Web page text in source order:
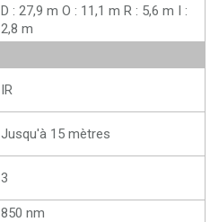
D : 27,9 m O : 11,1 m R : 5,6 m I :
2,8 m
IR
Jusqu'à 15 mètres
3
850 nm